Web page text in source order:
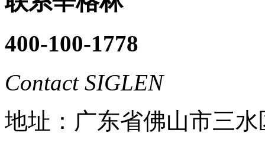
400-100-1778
Contact SIGLEN
地址：广东省佛山市三